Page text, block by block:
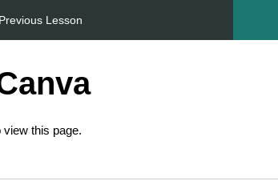
Previous Lesson
view this page.